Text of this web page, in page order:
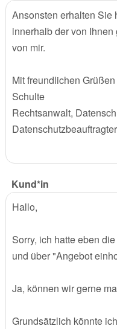
Ansonsten erhalten Sie
innerhalb der von
von mir.
Mit freundlichen Grüßen
Schulte
Rechtsanwalt,
Kund*in
Hallo,
Sorry, ich hatte eben
und über "Angebot
Ja, können wir gerne
Grundsätzlich könnte